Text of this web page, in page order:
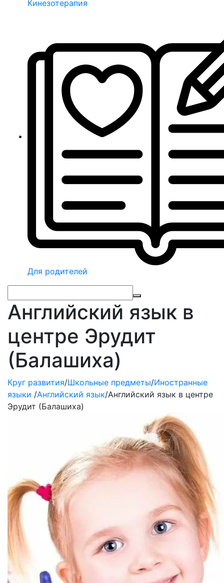
Кинезотерапия
Для родителей
Английский язык в
центре Эрудит
(Балашиха)
Круг развития/Школьные предметы/Иностранные
языки /Английский язык/Английский язык в центре
Эрудит (Балашиха)